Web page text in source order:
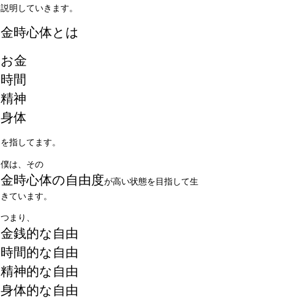
説明していきます。
金時心体とは
お金
時間
精神
身体
を指してます。
僕は、その
金時心体の自由度が高い状態を目指して生
きています。
つまり、
金銭的な自由
時間的な自由
精神的な自由
身体的な自由